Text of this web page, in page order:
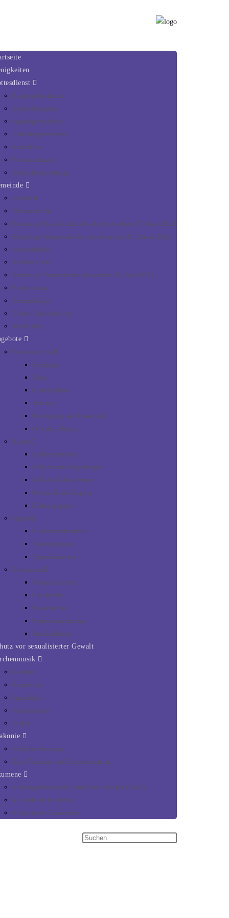
Kindergottesdienst
Gottesdienstplan
Jugendgottesdienst
Familiengottesdienst
Andachten
Feierabendmahl
Gottesdienstordnung
Übersicht
Christuskirche
Ehemalige Martin-Luther-Kirche (entwidmet 27. März 2021)
Ehemalige Johanneskirche (entwidmet am 31. Januar 2021)
Jakobuskirche
Andreaskirche
Ehemalige Thomaskirche (entwidmet 26. Juni 2021)
Presbyterium
Gemeindebüro
Offene Christuskirche
Büchereien
Von uns für Sie
Seelsorge
Taufe
Konfirmation
Trauung
Beerdigung und Trauercafé
(Wieder-) Eintritt
Kinder
Familienzentrum
KiTa Unterm Regenbogen
KiTa Am Glockenturm
Mutter-Kind-Gruppen
Kindergruppen
Jugend
Konfirmandenarbeit
Jugendgruppen
Jugendfreizeiten
Erwachsene
Gesprächskreise
Bibelkreise
Frauenkreise
Seniorennachmittag
Studienfahrten
vor sexualisierter Gewalt
Kantorei
Kinderchor
Jugendchor
Posaunenchor
Orgeln
Schuldnerberatung
Ehe-, Familien- und Lebensberatung
Arbeitsgemeinschaft Christlicher Kirchen (ACK)
Alt-katholische Kirche
Afrikanische Gemeinden